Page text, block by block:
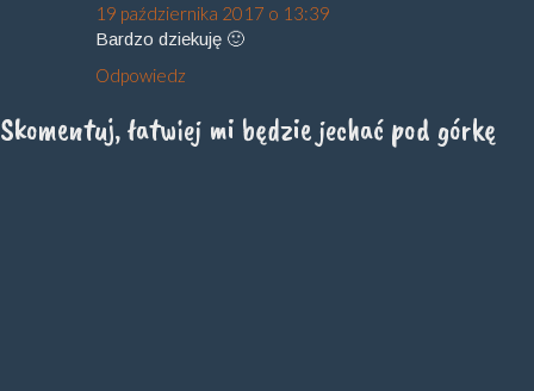
19 października 2017 o 13:39
Bardzo dziekuję 🙂
Odpowiedz
Skomentuj, łatwiej mi będzie jechać pod górkę